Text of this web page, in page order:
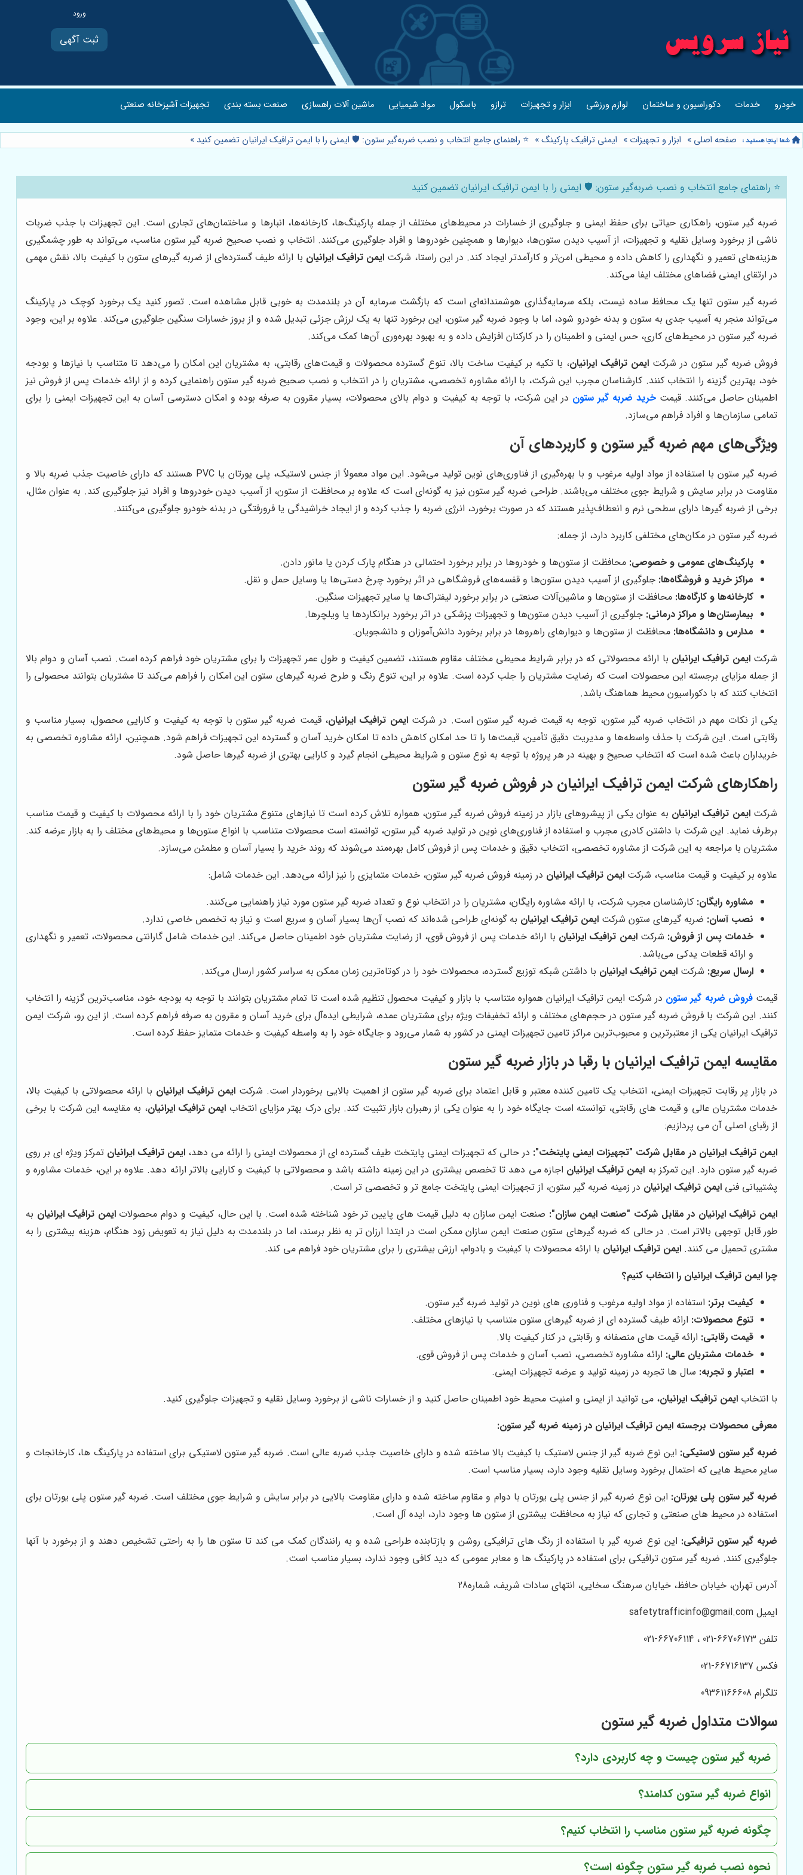
ثبت آگهی
خودرو خدمات دکوراسیون و ساختمان لوازم ورزشی ابزار و تجهیزات ترازو باسکول مواد شیمیایی ماشین آلات راهسازی صنعت بسته بندی تجهیزات آشپزخانه صنعتی
صفحه اصلی » ابزار و تجهیزات » ایمنی ترافیک پارکینگ» ⭐️ راهنمای جامع انتخاب و نصب ضربه‌گیر ستون: 🛡️ ایمنی را با ایمن ترافیک ایرانیان تضمین کنید »
⭐️ راهنمای جامع انتخاب و نصب ضربه‌گیر ستون: 🛡️ ایمنی را با ایمن ترافیک ایرانیان تضمین کنید
ضربه گیر ستون، راهکاری حیاتی برای حفظ ایمنی و جلوگیری از خسارات در محیط‌های مختلف از جمله پارکینگ‌ها، کارخانه‌ها، انبارها و ساختمان‌های تجاری است. این تجهیزات با جذب ضربات
ناشی از برخورد وسایل نقلیه و تجهیزات، از آسیب دیدن ستون‌ها، دیوارها و همچنین خودروها و افراد جلوگیری می‌کنند. انتخاب و نصب صحیح ضربه گیر ستون مناسب، می‌تواند به طور چشمگیری
هزینه‌های تعمیر و نگهداری را کاهش داده و محیطی امن‌تر و کارآمدتر ایجاد کند. در این راستا، شرکت ایمن ترافیک ایرانیان با ارائه طیف گسترده‌ای از ضربه گیرهای ستون با کیفیت بالا، نقش مهمی
در ارتقای ایمنی فضاهای مختلف ایفا می‌کند.
ضربه گیر ستون تنها یک محافظ ساده نیست، بلکه سرمایه‌گذاری هوشمندانه‌ای است که بازگشت سرمایه آن در بلندمدت به خوبی قابل مشاهده است. تصور کنید یک برخورد کوچک در پارکینگ
می‌تواند منجر به آسیب جدی به ستون و بدنه خودرو شود، اما با وجود ضربه گیر ستون، این برخورد تنها به یک لرزش جزئی تبدیل شده و از بروز خسارات سنگین جلوگیری می‌کند. علاوه بر این، وجود
ضربه گیر ستون در محیط‌های کاری، حس ایمنی و اطمینان را در کارکنان افزایش داده و به بهبود بهره‌وری آن‌ها کمک می‌کند.
فروش ضربه گیر ستون در شرکتایمن ترافیک ایرانیان، با تکیه بر کیفیت ساخت بالا، تنوع گسترده محصولات و قیمت‌های رقابتی، به مشتریان این امکان را می‌دهد تا متناسب با نیازها و بودجه
خود، بهترین گزینه را انتخاب کنند. کارشناسان مجرب این شرکت، با ارائه مشاوره تخصصی، مشتریان را در انتخاب و نصب صحیح ضربه گیر ستون راهنمایی کرده و از ارائه خدمات پس از فروش نیز
اطمینان حاصل می‌کنند. قیمتخرید ضربه گیر ستون در این شرکت، با توجه به کیفیت و دوام بالای محصولات، بسیار مقرون به صرفه بوده و امکان دسترسی آسان به این تجهیزات ایمنی را برای
تمامی سازمان‌ها و افراد فراهم می‌سازد.
ویژگی‌های مهم ضربه گیر ستون و کاربردهای آن
ضربه گیر ستون با استفاده از مواد اولیه مرغوب و با بهره‌گیری از فناوری‌های نوین تولید می‌شود. این مواد معمولاً از جنس لاستیک، پلی یورتان یا PVC هستند که دارای خاصیت جذب ضربه بالا و
مقاومت در برابر سایش و شرایط جوی مختلف می‌باشند. طراحی ضربه گیر ستون نیز به گونه‌ای است که علاوه بر محافظت از ستون، از آسیب دیدن خودروها و افراد نیز جلوگیری کند. به عنوان مثال،
برخی از ضربه گیرها دارای سطحی نرم و انعطاف‌پذیر هستند که در صورت برخورد، انرژی ضربه را جذب کرده و از ایجاد خراشیدگی یا فرورفتگی در بدنه خودرو جلوگیری می‌کنند.
ضربه گیر ستون در مکان‌های مختلفی کاربرد دارد، از جمله:
پارکینگ‌های عمومی و خصوصی: محافظت از ستون‌ها و خودروها در برابر برخورد احتمالی در هنگام پارک کردن یا مانور دادن.
مراکز خرید و فروشگاه‌ها: جلوگیری از آسیب دیدن ستون‌ها و قفسه‌های فروشگاهی در اثر برخورد چرخ دستی‌ها یا وسایل حمل و نقل.
کارخانه‌ها و کارگاه‌ها: محافظت از ستون‌ها و ماشین‌آلات صنعتی در برابر برخورد لیفتراک‌ها یا سایر تجهیزات سنگین.
بیمارستان‌ها و مراکز درمانی: جلوگیری از آسیب دیدن ستون‌ها و تجهیزات پزشکی در اثر برخورد برانکاردها یا ویلچرها.
مدارس و دانشگاه‌ها: محافظت از ستون‌ها و دیوارهای راهروها در برابر برخورد دانش‌آموزان و دانشجویان.
شرکتایمن ترافیک ایرانیان با ارائه محصولاتی که در برابر شرایط محیطی مختلف مقاوم هستند، تضمین کیفیت و طول عمر تجهیزات را برای مشتریان خود فراهم کرده است. نصب آسان و دوام بالا
از جمله مزایای برجسته این محصولات است که رضایت مشتریان را جلب کرده است. علاوه بر این، تنوع رنگ و طرح ضربه گیرهای ستون این امکان را فراهم می‌کند تا مشتریان بتوانند محصولی را
انتخاب کنند که با دکوراسیون محیط هماهنگ باشد.
یکی از نکات مهم در انتخاب ضربه گیر ستون، توجه به قیمت ضربه گیر ستون است. در شرکتایمن ترافیک ایرانیان، قیمت ضربه گیر ستون با توجه به کیفیت و کارایی محصول، بسیار مناسب و
رقابتی است. این شرکت با حذف واسطه‌ها و مدیریت دقیق تأمین، قیمت‌ها را تا حد امکان کاهش داده تا امکان خرید آسان و گسترده این تجهیزات فراهم شود. همچنین، ارائه مشاوره تخصصی به
خریداران باعث شده است که انتخاب صحیح و بهینه در هر پروژه با توجه به نوع ستون و شرایط محیطی انجام گیرد و کارایی بهتری از ضربه گیرها حاصل شود.
راهکارهای شرکت ایمن ترافیک ایرانیان در فروش ضربه گیر ستون
شرکتایمن ترافیک ایرانیان به عنوان یکی از پیشروهای بازار در زمینه فروش ضربه گیر ستون، همواره تلاش کرده است تا نیازهای متنوع مشتریان خود را با ارائه محصولات با کیفیت و قیمت مناسب
برطرف نماید. این شرکت با داشتن کادری مجرب و استفاده از فناوری‌های نوین در تولید ضربه گیر ستون، توانسته است محصولات متناسب با انواع ستون‌ها و محیط‌های مختلف را به بازار عرضه کند.
مشتریان با مراجعه به این شرکت از مشاوره تخصصی، انتخاب دقیق و خدمات پس از فروش کامل بهره‌مند می‌شوند که روند خرید را بسیار آسان و مطمئن می‌سازد.
علاوه بر کیفیت و قیمت مناسب، شرکت ایمن ترافیک ایرانیان در زمینه فروش ضربه گیر ستون، خدمات متمایزی را نیز ارائه می‌دهد. این خدمات شامل:
مشاوره رایگان: کارشناسان مجرب شرکت، با ارائه مشاوره رایگان، مشتریان را در انتخاب نوع و تعداد ضربه گیر ستون مورد نیاز راهنمایی می‌کنند.
نصب آسان: ضربه گیرهای ستون شرکت ایمن ترافیک ایرانیان به گونه‌ای طراحی شده‌اند که نصب آن‌ها بسیار آسان و سریع است و نیاز به تخصص خاصی ندارد.
خدمات پس از فروش: شرکتایمن ترافیک ایرانیان با ارائه خدمات پس از فروش قوی، از رضایت مشتریان خود اطمینان حاصل می‌کند. این خدمات شامل گارانتی محصولات، تعمیر و نگهداری
و ارائه قطعات یدکی می‌باشد.
ارسال سریع: شرکت ایمن ترافیک ایرانیان با داشتن شبکه توزیع گسترده، محصولات خود را در کوتاه‌ترین زمان ممکن به سراسر کشور ارسال می‌کند.
قیمتفروش ضربه گیر ستون در شرکت ایمن ترافیک ایرانیان همواره متناسب با بازار و کیفیت محصول تنظیم شده است تا تمام مشتریان بتوانند با توجه به بودجه خود، مناسب‌ترین گزینه را انتخاب
کنند. این شرکت با فروش ضربه گیر ستون در حجم‌های مختلف و ارائه تخفیفات ویژه برای مشتریان عمده، شرایطی ایده‌آل برای خرید آسان و مقرون به صرفه فراهم کرده است. از این رو، شرکت ایمن
ترافیک ایرانیان یکی از معتبرترین و محبوب‌ترین مراکز تامین تجهیزات ایمنی در کشور به شمار می‌رود و جایگاه خود را به واسطه کیفیت و خدمات متمایز حفظ کرده است.
مقایسه ایمن ترافیک ایرانیان با رقبا در بازار ضربه گیر ستون
در بازار پر رقابت تجهیزات ایمنی، انتخاب یک تامین کننده معتبر و قابل اعتماد برای ضربه گیر ستون از اهمیت بالایی برخوردار است. شرکت ایمن ترافیک ایرانیان با ارائه محصولاتی با کیفیت بالا،
خدمات مشتریان عالی و قیمت های رقابتی، توانسته است جایگاه خود را به عنوان یکی از رهبران بازار تثبیت کند. برای درک بهتر مزایای انتخاب ایمن ترافیک ایرانیان، به مقایسه این شرکت با برخی
از رقبای اصلی آن می پردازیم:
ایمن ترافیک ایرانیان در مقابل شرکت "تجهیزات ایمنی پایتخت": در حالی که تجهیزات ایمنی پایتخت طیف گسترده ای از محصولات ایمنی را ارائه می دهد،ایمن ترافیک ایرانیان تمرکز ویژه ای بر روی
ضربه گیر ستون دارد. این تمرکز به ایمن ترافیک ایرانیان اجازه می دهد تا تخصص بیشتری در این زمینه داشته باشد و محصولاتی با کیفیت و کارایی بالاتر ارائه دهد. علاوه بر این، خدمات مشاوره و
پشتیبانی فنی ایمن ترافیک ایرانیان در زمینه ضربه گیر ستون، از تجهیزات ایمنی پایتخت جامع تر و تخصصی تر است.
ایمن ترافیک ایرانیان در مقابل شرکت "صنعت ایمن سازان": صنعت ایمن سازان به دلیل قیمت های پایین تر خود شناخته شده است. با این حال، کیفیت و دوام محصولاتایمن ترافیک ایرانیان به
طور قابل توجهی بالاتر است. در حالی که ضربه گیرهای ستون صنعت ایمن سازان ممکن است در ابتدا ارزان تر به نظر برسند، اما در بلندمدت به دلیل نیاز به تعویض زود هنگام، هزینه بیشتری را به
مشتری تحمیل می کنند. ایمن ترافیک ایرانیان با ارائه محصولات با کیفیت و بادوام، ارزش بیشتری را برای مشتریان خود فراهم می کند.
چرا ایمن ترافیک ایرانیان را انتخاب کنیم؟
کیفیت برتر: استفاده از مواد اولیه مرغوب و فناوری های نوین در تولید ضربه گیر ستون.
تنوع محصولات: ارائه طیف گسترده ای از ضربه گیرهای ستون متناسب با نیازهای مختلف.
قیمت رقابتی: ارائه قیمت های منصفانه و رقابتی در کنار کیفیت بالا.
خدمات مشتریان عالی: ارائه مشاوره تخصصی، نصب آسان و خدمات پس از فروش قوی.
اعتبار و تجربه: سال ها تجربه در زمینه تولید و عرضه تجهیزات ایمنی.
با انتخاب ایمن ترافیک ایرانیان، می توانید از ایمنی و امنیت محیط خود اطمینان حاصل کنید و از خسارات ناشی از برخورد وسایل نقلیه و تجهیزات جلوگیری کنید.
معرفی محصولات برجسته ایمن ترافیک ایرانیان در زمینه ضربه گیر ستون:
ضربه گیر ستون لاستیکی: این نوع ضربه گیر از جنس لاستیک با کیفیت بالا ساخته شده و دارای خاصیت جذب ضربه عالی است. ضربه گیر ستون لاستیکی برای استفاده در پارکینگ ها، کارخانجات و
سایر محیط هایی که احتمال برخورد وسایل نقلیه وجود دارد، بسیار مناسب است.
ضربه گیر ستون پلی یورتان: این نوع ضربه گیر از جنس پلی یورتان با دوام و مقاوم ساخته شده و دارای مقاومت بالایی در برابر سایش و شرایط جوی مختلف است. ضربه گیر ستون پلی یورتان برای
استفاده در محیط های صنعتی و تجاری که نیاز به محافظت بیشتری از ستون ها وجود دارد، ایده آل است.
ضربه گیر ستون ترافیکی: این نوع ضربه گیر با استفاده از رنگ های ترافیکی روشن و بازتابنده طراحی شده و به رانندگان کمک می کند تا ستون ها را به راحتی تشخیص دهند و از برخورد با آنها
جلوگیری کنند. ضربه گیر ستون ترافیکی برای استفاده در پارکینگ ها و معابر عمومی که دید کافی وجود ندارد، بسیار مناسب است.
آدرس تهران، خیابان حافظ، خیابان سرهنگ سخایی، انتهای سادات شریف، شماره28
ایمیل safetytrafficinfo@gmail.com
تلفن 66706173-021 ، 66706114-021
فکس 66716137-021
تلگرام 09361166608
سوالات متداول ضربه گیر ستون
ضربه گیر ستون چیست و چه کاربردی دارد؟
انواع ضربه گیر ستون کدامند؟
چگونه ضربه گیر ستون مناسب را انتخاب کنیم؟
نحوه نصب ضربه گیر ستون چگونه است؟